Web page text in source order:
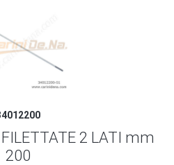
2 LATI mm
200